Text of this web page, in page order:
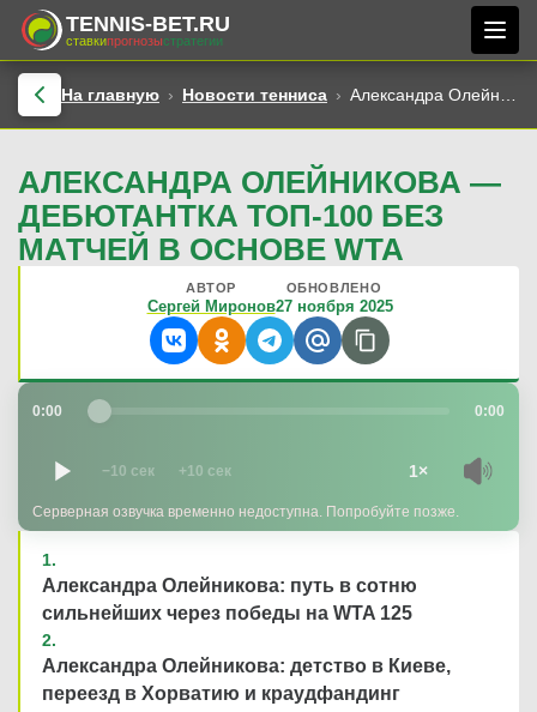
TENNIS-BET.RU
ставкипрогнозыстратегии
На главную Новости тенниса Александра Олейникова — дебютантка топ-100 без матчей в основе WTA
АЛЕКСАНДРА ОЛЕЙНИКОВА —
ДЕБЮТАНТКА ТОП-100 БЕЗ
МАТЧЕЙ В ОСНОВЕ WTA
АВТОР
Сергей Миронов
ОБНОВЛЕНО
27 ноября 2025
0:00 0:00
−10 сек +10 сек 1×
Серверная озвучка временно недоступна. Попробуйте позже.
Александра Олейникова: путь в сотню
сильнейших через победы на WTA 125
Александра Олейникова: детство в Киеве,
переезд в Хорватию и краудфандинг